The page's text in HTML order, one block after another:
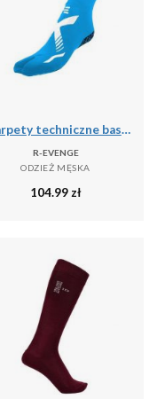
Skarpety techniczne basenowe jednopalcowe dla dorosłych, jasnoniebieskim białym
R-EVENGE
ODZIEŻ MĘSKA
104.99zł